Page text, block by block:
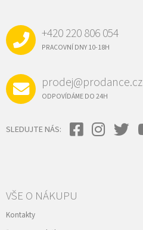
+420 220 806 054
PRACOVNÍ DNY 10-18H
prodej@prodance.cz
ODPOVÍDÁME DO 24H
SLEDUJTE NÁS:
VŠE O NÁKUPU
Kontakty